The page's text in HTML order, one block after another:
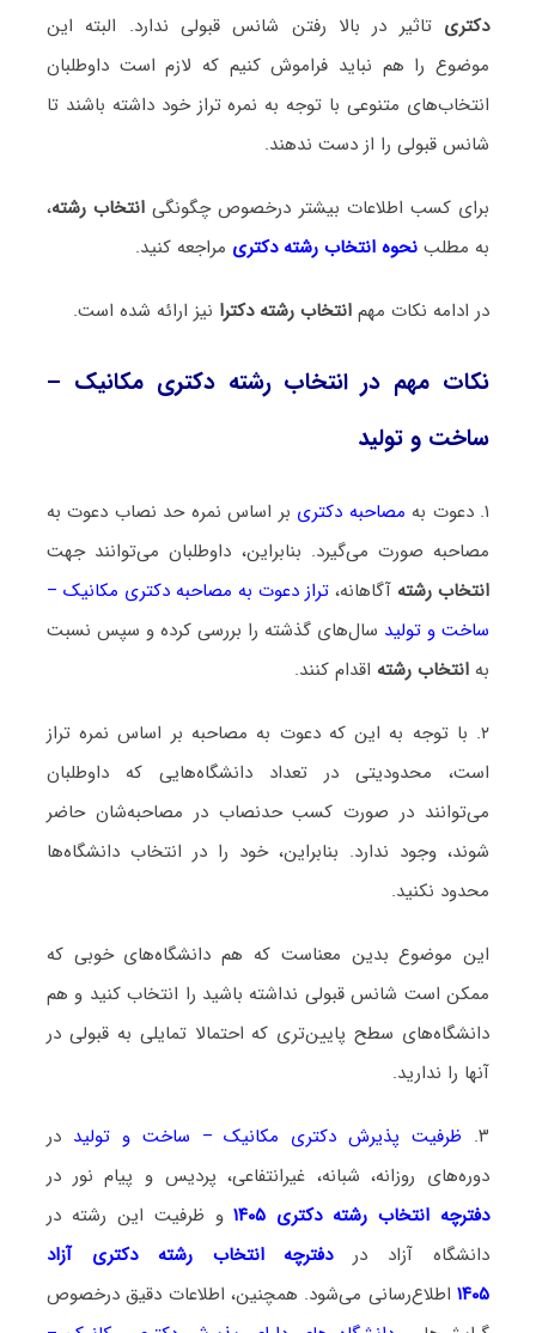
دکتری تاثیر در بالا رفتن شانس قبولی ندارد. البته این
موضوع را هم نباید فراموش کنیم که لازم است داوطلبان
انتخاب‌های متنوعی با توجه به نمره تراز خود داشته باشند تا
شانس قبولی را از دست ندهند.
برای کسب اطلاعات بیشتر درخصوص چگونگی انتخاب رشته،
به مطلب نحوه انتخاب رشته دکتری مراجعه کنید.
در ادامه نکات مهم انتخاب رشته دکترا نیز ارائه شده است.
نکات مهم در انتخاب رشته دکتری مکانیک –
ساخت و تولید
۱. دعوت به مصاحبه دکتری بر اساس نمره حد نصاب دعوت به
مصاحبه صورت می‌گیرد. بنابراین، داوطلبان می‌توانند جهت
انتخاب رشته آگاهانه، تراز دعوت به مصاحبه دکتری مکانیک –
ساخت و تولید سال‌های گذشته را بررسی کرده و سپس نسبت
به انتخاب رشته اقدام کنند.
۲. با توجه به این که دعوت به مصاحبه بر اساس نمره تراز
است، محدودیتی در تعداد دانشگاه‌هایی که داوطلبان
می‌توانند در صورت کسب حدنصاب در مصاحبه‌شان حاضر
شوند، وجود ندارد. بنابراین، خود را در انتخاب دانشگاه‌ها
محدود نکنید.
این موضوع بدین معناست که هم دانشگاه‌های خوبی که
ممکن است شانس قبولی نداشته باشید را انتخاب کنید و هم
دانشگاه‌های سطح پایین‌تری که احتمالا تمایلی به قبولی در
آنها را ندارید.
۳. ظرفیت پذیرش دکتری مکانیک – ساخت و تولید در
دوره‌های روزانه، شبانه، غیرانتفاعی، پردیس و پیام نور در
دفترچه انتخاب رشته دکتری ۱۴۰۵
و ظرفیت این رشته در
دانشگاه آزاد دردفترچه انتخاب رشته دکتری آزاد
۱۴۰۵ اطلاع‌رسانی می‌شود. همچنین، اطلاعات دقیق درخصوص